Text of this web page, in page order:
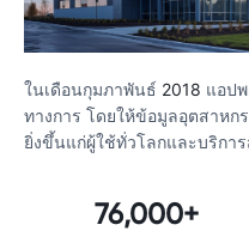
ในเดือนกุมภาพันธ์ 2018 แอป
ทางการ โดยให้ข้อมูลอุตสาหก
ยิ่งขึ้นแก่ผู้ใช้ทั่วโลกและบริกา
76,000+